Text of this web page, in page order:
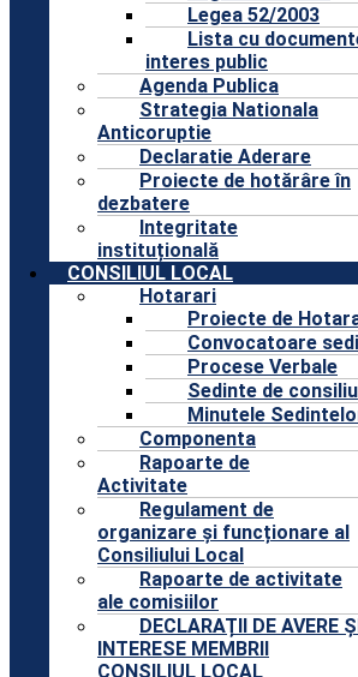
Legea 52/2003
Lista cu
interes public
Agenda Publica
Strategia Nationala
Anticoruptie
Declaratie Aderare
Proiecte de hotărâre în
dezbatere
Integritate
instituțională
CONSILIUL LOCAL
Hotarari
Proiecte de
Convocatoare
Procese Verbale
Sedinte de consiliu
Minutele
Componenta
Rapoarte de
Activitate
Regulament de
organizare și funcționare al
Consiliului Local
Rapoarte de activitate
ale comisiilor
DECLARAȚII DE AVERE ȘI
INTERESE MEMBRII
CONSILIUL LOCAL